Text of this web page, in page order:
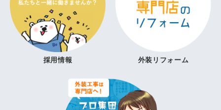
採用情報 外装リフォーム